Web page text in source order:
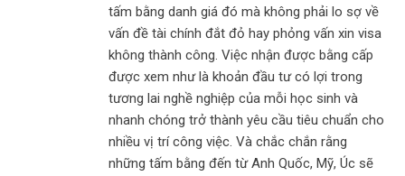
tấm bằng danh giá đó mà không phải lo sợ về
vấn đề tài chính đắt đỏ hay phỏng vấn xin visa
không thành công. Việc nhận được bằng cấp
được xem như là khoản đầu tư có lợi trong
tương lai nghề nghiệp của mỗi học sinh và
nhanh chóng trở thành yêu cầu tiêu chuẩn cho
nhiều vị trí công việc. Và chắc chắn rằng
những tấm bằng đến từ Anh Quốc, Mỹ, Úc sẽ